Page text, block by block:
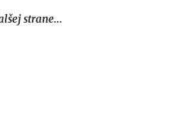
strane...